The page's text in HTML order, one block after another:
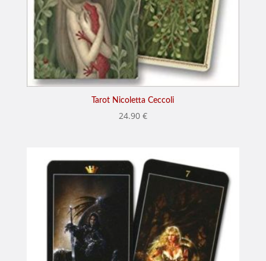
Tarot Nicoletta Ceccoli
24.90 €